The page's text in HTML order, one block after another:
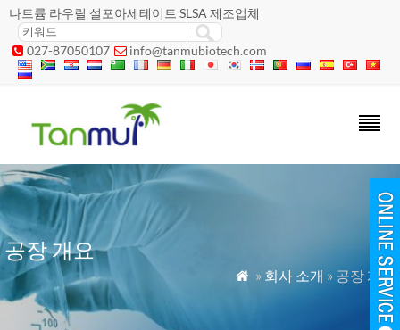
나트륨 라우릴 설포아세테이트 SLSA 제조업체
 027-87050107  info@tanmubiotech.com
공장 개요
 » 회사 소개 » 공장 개요